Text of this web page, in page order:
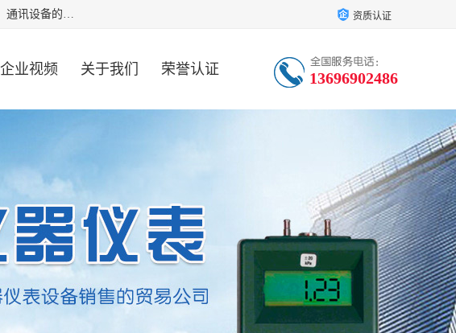
厦门欣锐仪器仪表有限公司成立于2006年，位于厦门市湖里区。公司主营五金产品、电气设备、计算机及辅助设备、通讯设备的批发与零售，同时涉及乐器、照相器材等文化用品的销售。此外，公司还提供通用设备、电气设备、仪器仪表的修理服务，以及信息系统集成、信息技术咨询、数据处理和存储等技术支持。公司致力于为客户提供全面的产品和服务，满足多样化的市场需求。 资质认证
企业视频 关于我们 荣誉认证 13696902486